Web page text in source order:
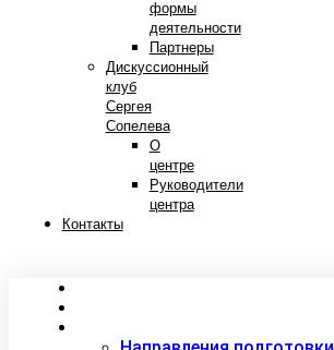
формы
деятельности
Партнеры
Дискуссионный
клуб
Сергея
Сопелева
О
центре
Руководители
центра
Контакты